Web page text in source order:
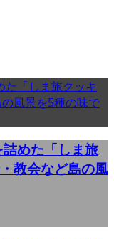
めた「しま旅
教会など島の風